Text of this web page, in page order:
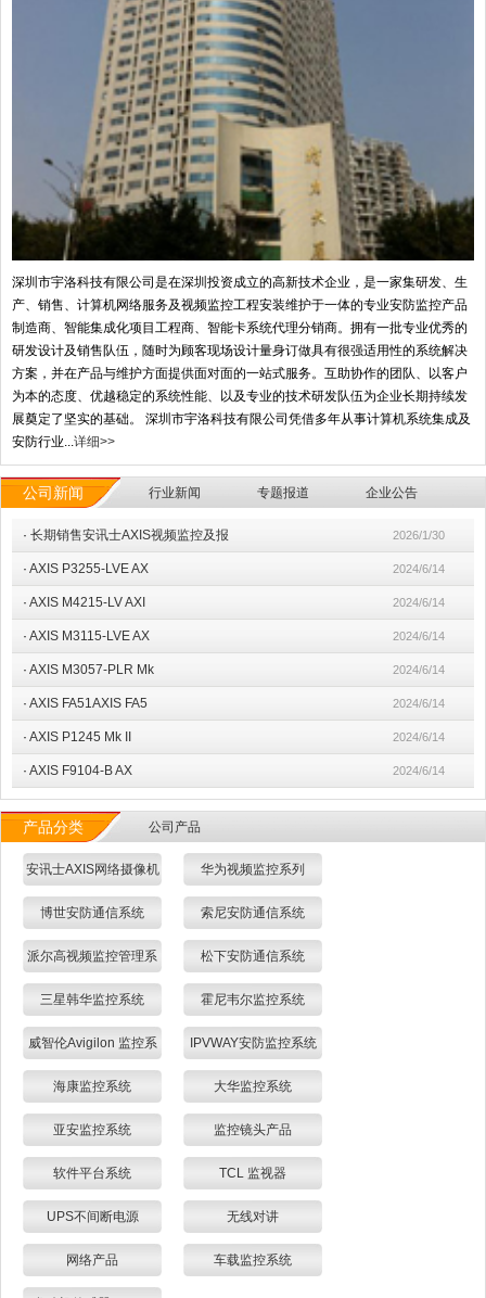
深圳市宇洛科技有限公司是在深圳投资成立的高新技术企业，是一家集研发、生
产、销售、计算机网络服务及视频监控工程安装维护于一体的专业安防监控产品
制造商、智能集成化项目工程商、智能卡系统代理分销商。拥有一批专业优秀的
研发设计及销售队伍，随时为顾客现场设计量身订做具有很强适用性的系统解决
方案，并在产品与维护方面提供面对面的一站式服务。互助协作的团队、以客户
为本的态度、优越稳定的系统性能、以及专业的技术研发队伍为企业长期持续发
展奠定了坚实的基础。 深圳市宇洛科技有限公司凭借多年从事计算机系统集成及
安防行业...详细>>
公司新闻 行业新闻 专题报道 企业公告
· 长期销售安讯士AXIS视频监控及报 2026/1/30
· AXIS P3255-LVE AX 2024/6/14
· AXIS M4215-LV AXI 2024/6/14
· AXIS M3115-LVE AX 2024/6/14
· AXIS M3057-PLR Mk 2024/6/14
· AXIS FA51AXIS FA5 2024/6/14
· AXIS P1245 Mk II 2024/6/14
· ​AXIS F9104-B AX 2024/6/14
产品分类 公司产品
安讯士AXIS网络摄像机 华为视频监控系列
博世安防通信系统 索尼安防通信系统
派尔高视频监控管理系 松下安防通信系统
三星韩华监控系统 霍尼韦尔监控系统
威智伦Avigilon 监控系 IPVWAY安防监控系统
海康监控系统 大华监控系统
亚安监控系统 监控镜头产品
软件平台系统 TCL 监视器
UPS不间断电源 无线对讲
网络产品 车载监控系统